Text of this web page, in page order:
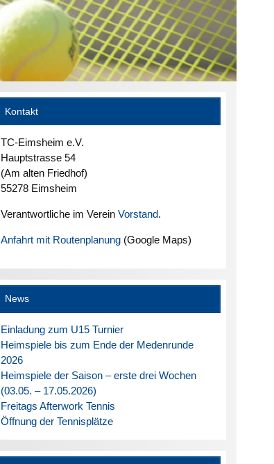
Kontakt
TC-Eimsheim e.V.
Hauptstrasse 54
(Am alten Friedhof)
55278 Eimsheim
Verantwortliche im Verein Vorstand.
Anfahrt mit Routenplanung(Google Maps)
News
Einladung zum U15 Turnier
Heimspiele bis zum Ende der Medenrunde
2026
Heimspiele der Saison – erste drei Wochen
(03.05. – 17.05.2026)
Freitags Afterwork Tennis
Öffnung der Tennisplätze